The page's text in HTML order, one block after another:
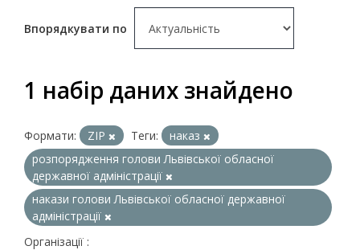
Впорядкувати по
1 набір даних знайдено
Формати: ZIP Теги:
наказ
розпорядження голови Львівської обласної
державної адміністрації
накази голови Львівської обласної державної
адміністрації
Організації :